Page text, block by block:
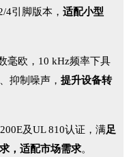
4引脚版本， 适配小型
毫欧，10 kHz频率下具
抑制噪声， 提升设备转
及UL 810认证，满足
，适配市场需求。